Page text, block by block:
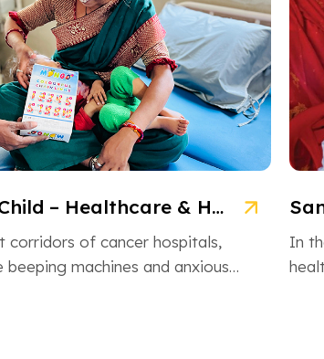
Wish to Child – Healthcare & Hope for Cancer Kids in Gujarat
corridors of cancer hospitals,
beeping machines and anxious
In